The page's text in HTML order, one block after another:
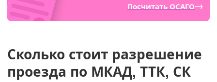
Посчитать ОСАГО
Сколько стоит разрешение
проезда по МКАД, ТТК, СК